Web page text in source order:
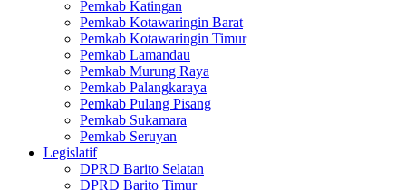
Pemkab Katingan
Pemkab Kotawaringin Barat
Pemkab Kotawaringin Timur
Pemkab Lamandau
Pemkab Murung Raya
Pemkab Palangkaraya
Pemkab Pulang Pisang
Pemkab Sukamara
Pemkab Seruyan
Legislatif
DPRD Barito Selatan
DPRD Barito Timur